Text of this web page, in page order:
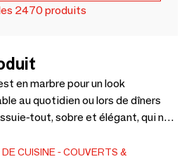
2470 produits
en marbre pour un look
au quotidien ou lors de dîners
tout, sobre et élégant, qui ne
rouleaux d’essuie-tout mais fait
sur votre table. - D15xH30
CUISINE
COUVERTS &